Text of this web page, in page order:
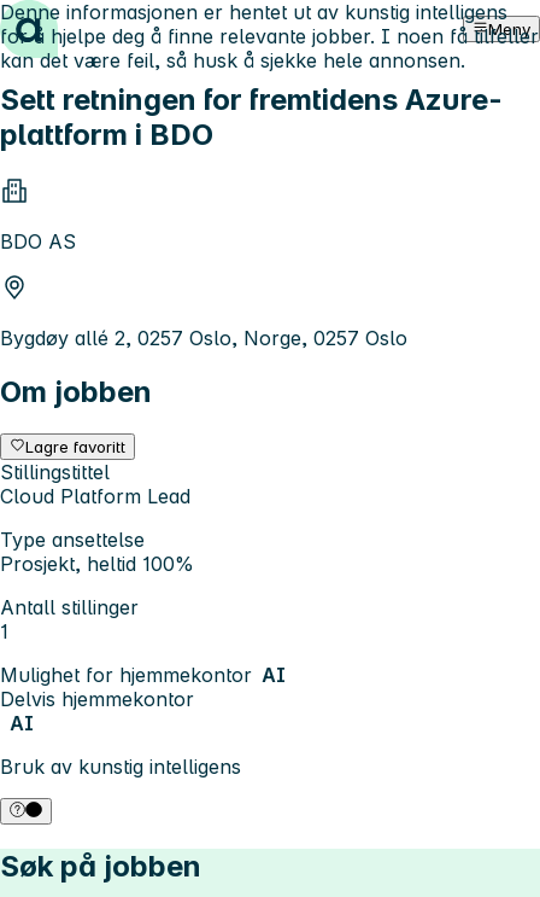
Hopp til innhold Meny
Sett retningen for fremtidens Azure-
plattform i BDO
BDO AS
Bygdøy allé 2, 0257 Oslo, Norge, 0257 Oslo
Om jobben
Lagre favoritt
Stillingstittel
Cloud Platform Lead
Type ansettelse
Prosjekt, heltid 100%
Antall stillinger
1
Mulighet for hjemmekontor AI
Delvis hjemmekontor
AI
Bruk av kunstig intelligens
Denne informasjonen er hentet ut av kunstig intelligens
for å hjelpe deg å finne relevante jobber. I noen få tilfeller
kan det være feil, så husk å sjekke hele annonsen.
Søk på jobben